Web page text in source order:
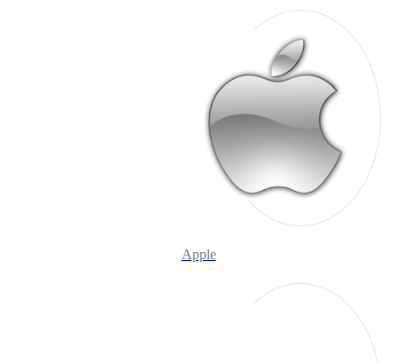
Apple